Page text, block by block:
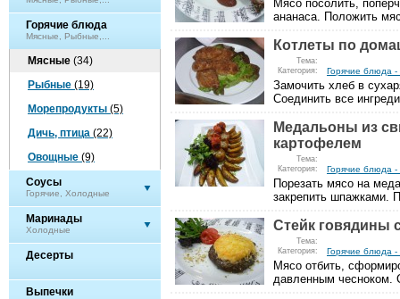
Горячие блюда
Мясные, Рыбные,...
Мясные (34)
Рыбные (19)
Морепродукты (5)
Дичь, птица (22)
Овощные (9)
Соусы
Горячие, Холодные
Маринады
Холодные
Десерты
Выпечки
Мясо посолить,
ананаса. Положить
Котлеты по
Тема:
Категория:
Горячие блюда
Замочить хлеб в
Соединить все
Медальоны из
картофелем
Тема:
Категория:
Горячие блюда
Порезать мясо на
закрепить шпажками.
Стейк говядины
Тема:
Категория:
Горячие блюда
Мясо отбить,
давленным чесноком.